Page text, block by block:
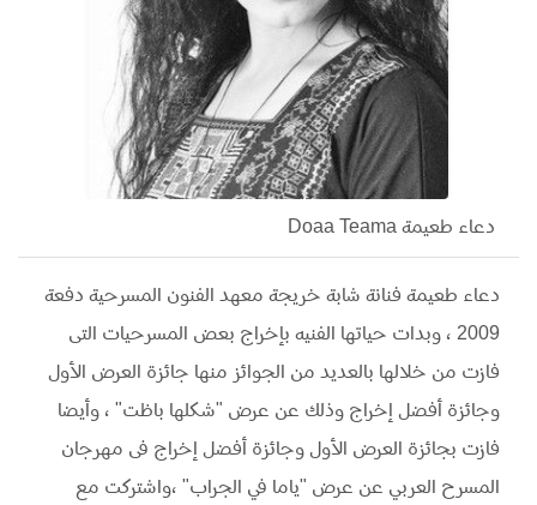
دعاء طعيمة Doaa Teama
دعاء طعيمة فنانة شابة خريجة معهد الفنون المسرحية دفعة
2009 ، وبدات حياتها الفنيه بإخراج بعض المسرحيات التى
فازت من خلالها بالعديد من الجوائز منها جائزة العرض الأول
وجائزة أفضل إخراج وذلك عن عرض "شكلها باظت" ، وأيضا
فازت بجائزة العرض الأول وجائزة أفضل إخراج فى مهرجان
المسرح العربي عن عرض "ياما في الجراب" ،واشتركت مع